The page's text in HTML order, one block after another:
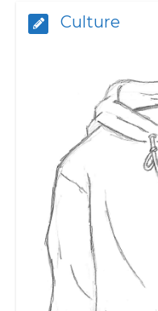
Culture